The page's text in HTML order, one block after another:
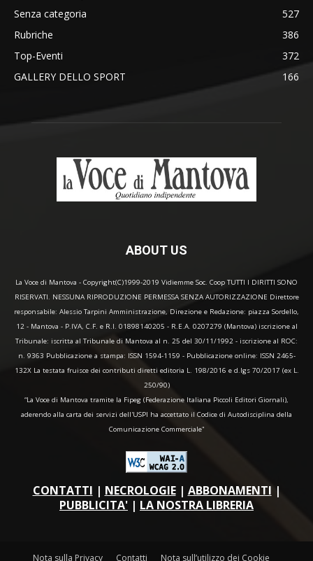
Senza categoria
527
Rubriche
386
Top-Eventi
372
GALLERY DELLO SPORT
166
ABOUT US
La Voce di Mantova - Copyright(C)1999-2019 Vidiemme Soc. Coop TUTTI I DIRITTI SONO
RISERVATI. NESSUNA RIPRODUZIONE PERMESSA SENZA AUTORIZZAZIONE Direttore
responsabile: Alessio Tarpini Amministrazione, Direzione e Redazione: piazza Sordello,
12 - Mantova - P.IVA, C.F. e R.I. 01898140205 - R.E.A. 0207279 (Mantova) iscrizione al
Tribunale: iscritta al Tribunale di Mantova al n. 25 del 30/11/1992 - iscrizione al ROC:
n. 9363 Pubblicazione a stampa: ISSN 1594-1159 - Pubblicazione online: ISSN 2465-
132X La testata fruisce dei contributi diretti editoria L. 198/2016 e d.lgs 70/2017 (ex L.
250/90)
“La Voce di Mantova tramite la Fipeg (Federazione Italiana Piccoli Editori Giornali),
aderendo alla carta dei servizi dell'USPI ha accettato il Codice di Autodisciplina della
Comunicazione Commerciale"
CONTATTI | NECROLOGIE| ABBONAMENTI |
PUBBLICITA' | LA NOSTRA LIBRERIA
Nota sulla Privacy Contatti Nota sull’utilizzo dei Cookie